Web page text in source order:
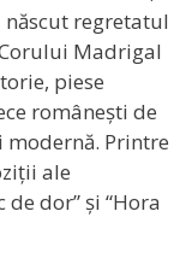
regretatul
Madrigal
piese
românești de
modernă. Printre
ale
dor” și “Hora